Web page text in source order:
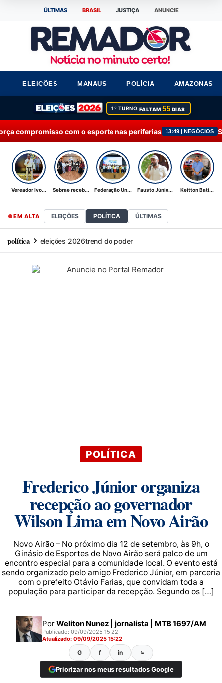
ÚLTIMAS BRASIL JUSTIÇA ANUNCIE
ELEIÇÕES MANAUS POLÍCIA AMAZONAS
1º TURNO:FALTAM55 DIAS
o esporte nas periferias 13:49 | NEGÓCIOS Sebrae recebe
Vereador Ivo... Sebrae receb... Federação Un... Fausto Júnio... Keitton Bati...
EM ALTA ELEIÇÕES POLÍTICA ÚLTIMAS
política eleições 2026trend do poder
POLÍTICA
Frederico Júnior organiza
recepção ao governador
Wilson Lima em Novo Airão
Novo Airão – No próximo dia 12 de setembro, às 9h, o
Ginásio de Esportes de Novo Airão será palco de um
encontro especial para a comunidade local. O evento está
sendo organizado pelo amigo Frederico Júnior, em parceria
com o prefeito Otávio Farias, que convidam toda a
população para participar da recepção. Segundo os […]
Por Weliton Nunez | jornalista | MTB 1697/AM
Publicado: 09/09/2025 15:22
Atualizado: 09/09/2025 15:22
G f in ⤿
Priorizar nos meus resultados Google